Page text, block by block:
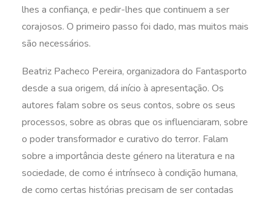
lhes a confiança, e pedir-lhes que continuem a ser
corajosos. O primeiro passo foi dado, mas muitos mais
são necessários.
Beatriz Pacheco Pereira, organizadora do Fantasporto
desde a sua origem, dá início à apresentação. Os
autores falam sobre os seus contos, sobre os seus
processos, sobre as obras que os influenciaram, sobre
o poder transformador e curativo do terror. Falam
sobre a importância deste género na literatura e na
sociedade, de como é intrínseco à condição humana,
de como certas histórias precisam de ser contadas